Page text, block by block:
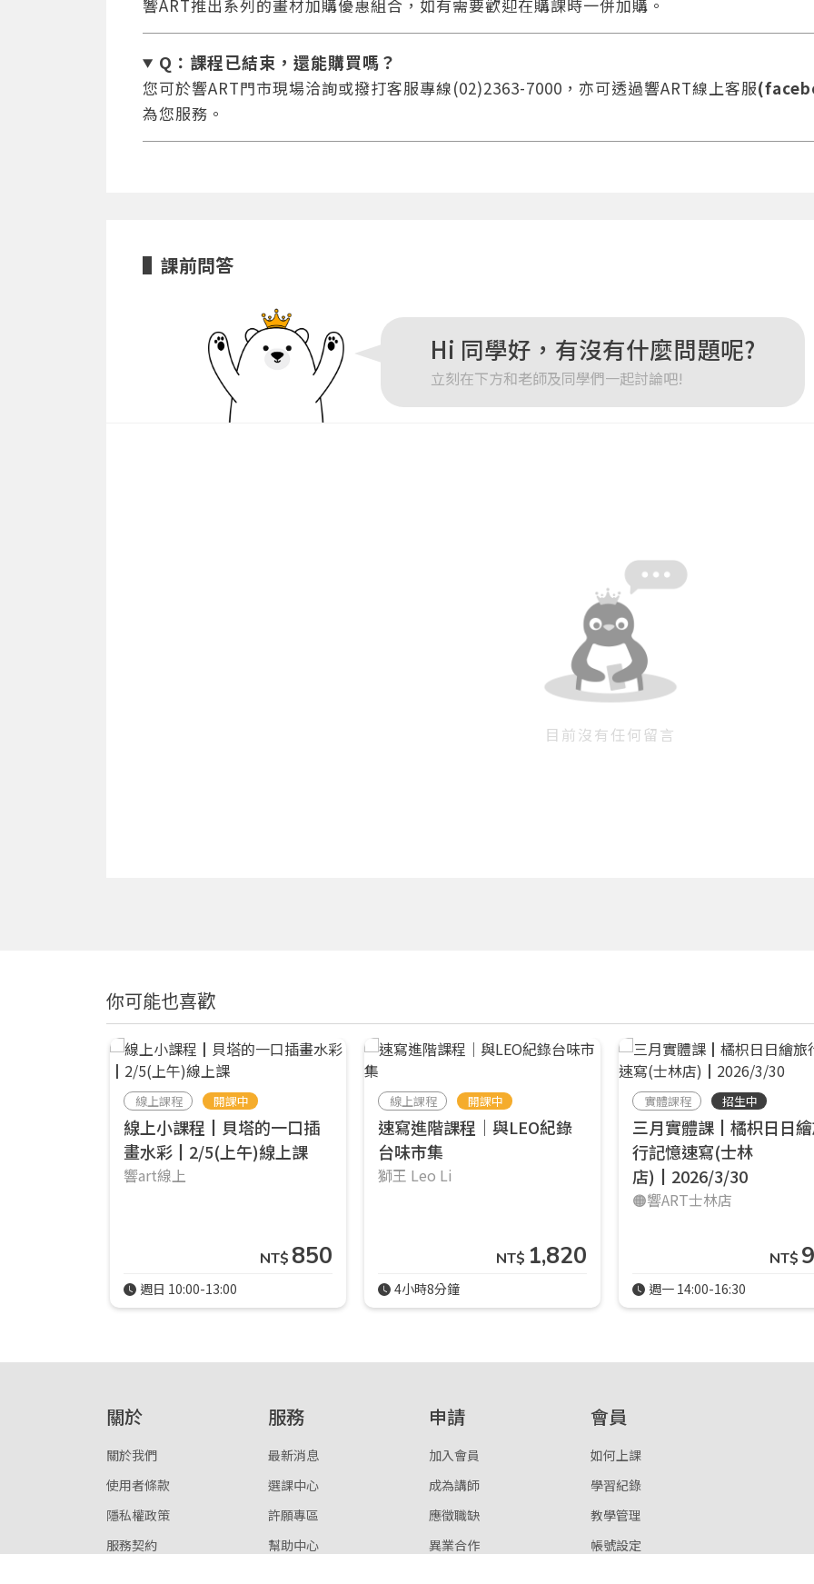
註冊
按下註冊即代表你同意我們的使用者條款
重設密碼
取消
響ART推出系列的畫材加購優惠組合，如有需要歡迎在購課時一併加購。
Q：課程已結束，還能購買嗎？
您可於響ART門市現場洽詢或撥打客服專線(02)2363-7000，亦可透過響ART線上客服
為您服務。
課前問答
Hi 同學好，有沒有什麼問題呢?
立刻在下方和老師及同學們一起討論吧!
目前沒有任何留言
你可能也喜歡
線上課程 開課中
線上小課程┃貝塔的一口插
畫水彩┃2/5(上午)線上課
響art線上
NT$ 850
週日 10:00-13:00
線上課程 開課中
速寫進階課程｜與LEO紀錄
台味市集
獅王 Leo Li
NT$ 1,820
4小時8分鐘
實體課程 招生中
三月實體課┃橘枳日日
行記憶速寫(士林
店)┃2026/3/30
🟠響ART士林店
NT$
週一 14:00-16:30
關於
關於我們
使用者條款
隱私權政策
服務契約
服務
最新消息
選課中心
許願專區
幫助中心
申請
加入會員
成為講師
應徵職缺
異業合作
會員
如何上課
學習紀錄
教學管理
帳號設定